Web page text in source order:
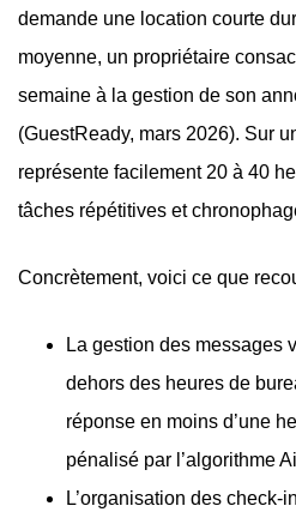
demande une location courte
moyenne, un propriétaire
semaine à la gestion de son
(GuestReady, mars 2026). Sur
représente facilement 20 à 40
tâches répétitives et
Concrètement, voici ce que
La gestion des messages
dehors des heures de
réponse en moins d’une
pénalisé par l’algorithme
L’organisation des check-